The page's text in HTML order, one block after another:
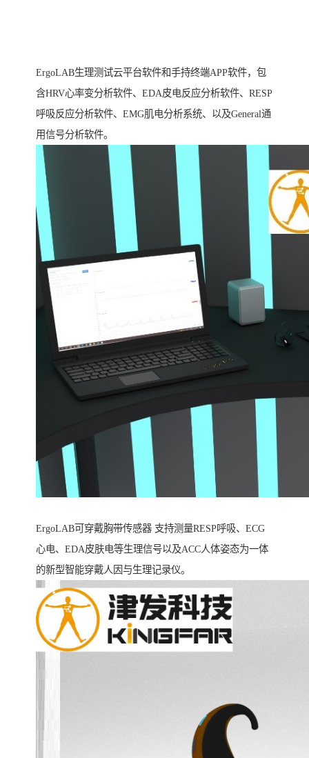
ErgoLAB生理测试云平台软件和手持终端APP软件，包
含HRV心率变分析软件、EDA皮电反应分析软件、RESP
呼吸反应分析软件、EMG肌电分析系统、以及General通
用信号分析软件。
ErgoLAB可穿戴胸带传感器 支持测量RESP呼吸、ECG
心电、EDA皮肤电等生理信号以及ACC人体姿态为一体
的新型智能穿戴人因与生理记录仪。